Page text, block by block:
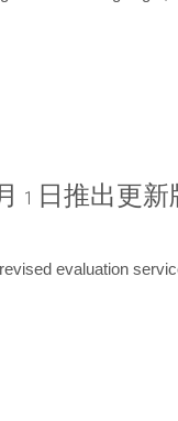
1 日推出更
evaluation